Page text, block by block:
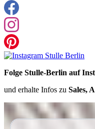
Folge Stulle-Berlin auf
und erhalte Infos zu Sales,